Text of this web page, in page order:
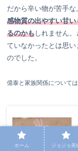
だから辛い物が苦手
感物質の出やすい甘
るのかもしれません
ていなかったとは思
のでした。
億泰と家族関係について
ホーム ジョジョ美